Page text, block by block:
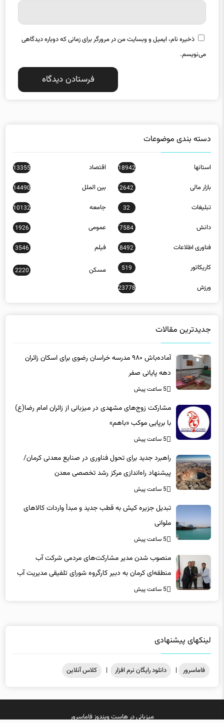
ذخیره نام، ایمیل و وبسایت من در مرورگر برای زمانی که دوباره دیدگاهی
می‌نویسم.
استانها
بازار مالی 2642
14490
تبلیغات 32 جامعه 10132
دانش 7584 عمومی 1926
فناوری اطلاعات 8492 فیلم 3546
کاریکاتور 519
2220
ورزش 23778
دهه پایانی صفر
5 ساعت پیش
مشارکت زوج‌های مشهدی در میزبانی از زائران امام رضا(ع)
با برپایی موکب «باهم»
5 ساعت پیش
راهبرد جدید برای تحول فناوری در صنایع معدنی کرمان/
پیشنهاد راه‌اندازی مرکز رشد تخصصی معدن
5 ساعت پیش
ملوانی
5 ساعت پیش
منصوب شدن مدیر مشارکت‌های مردمی شرکت آب
منطقه‌ای کرمان به دبیر کارگروه شورای تلفیقی مدیریت آب
5 ساعت پیش
فاماسرور | دانلود رایگان نرم افزار
میزبانی درهاست ویندوزفاماسرور